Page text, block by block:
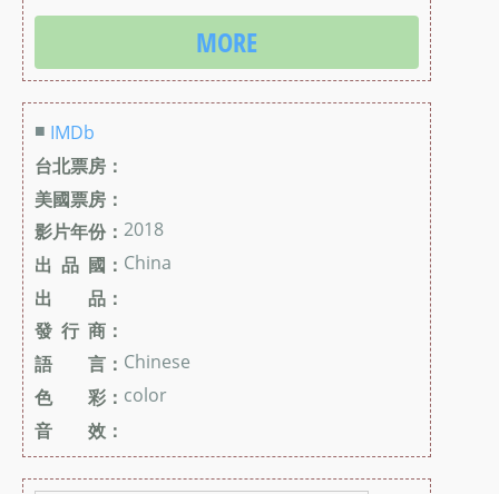
MORE
■ IMDb
台北票房：
美國票房：
影片年份： 2018
出 品 國： China
出 品：
發 行 商：
語 言： Chinese
色 彩： color
音 效：